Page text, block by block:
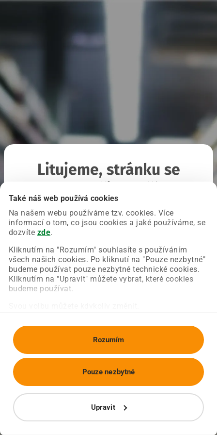
Také náš web používá cookies
Na našem webu používáme tzv. cookies. Více
informací o tom, co jsou cookies a jaké používáme, se
dozvíte zde.
Kliknutím na "Rozumím" souhlasíte s používáním
všech našich cookies. Po kliknutí na "Pouze nezbytné"
budeme používat pouze nezbytné technické cookies.
Kliknutím na "Upravit" můžete vybrat, které cookies
budeme používat.
Rozumím
Upravit
Pouze nezbytné
Litujeme, stránku se
Chyba nastala na naší straně a už ji opravujeme.
Zkuste prosím znovu načíst požadovanou stránku.
Obnovit stránku Úvodní strana